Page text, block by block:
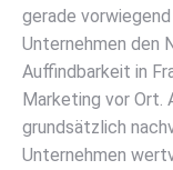
gerade
Unternehmen den
Auffindbarkeit in
Marketing vor Ort.
grundsätzlich
Unternehmen